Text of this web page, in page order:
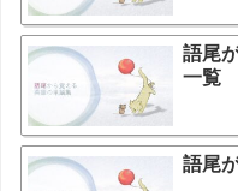
語尾
一覧
語尾